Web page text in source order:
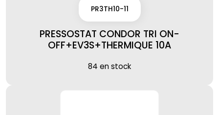
PR3TH10-11
PRESSOSTAT CONDOR TRI ON-
OFF+EV3S+THERMIQUE 10A
84 en stock